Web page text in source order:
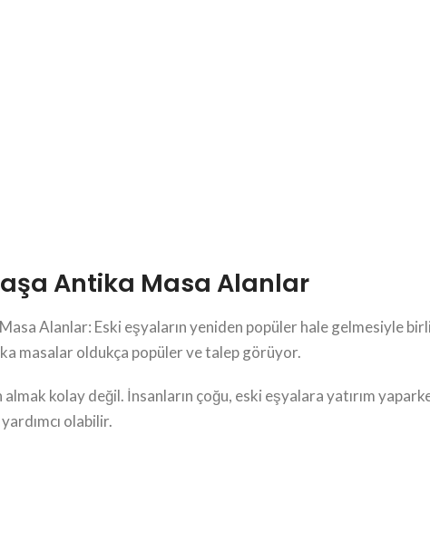
Antika Masa Alanlar
Alanlar: Eski eşyaların yeniden popüler hale gelmesiyle
masalar oldukça popüler ve talep görüyor.
kolay değil. İnsanların çoğu, eski eşyalara yatırım
olabilir.